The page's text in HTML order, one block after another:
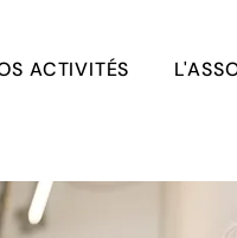
ACTIVITÉS